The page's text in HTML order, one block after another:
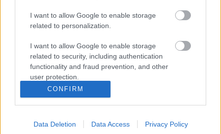
I want to allow Google to enable storage
related to personalization.
I want to allow Google to enable storage
related to security, including authentication
functionality and fraud prevention, and other
user protection.
CONFIRM
Data Deletion Data Access Privacy Policy